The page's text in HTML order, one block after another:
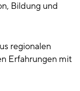
Bildung und
regionalen
Erfahrungen mit